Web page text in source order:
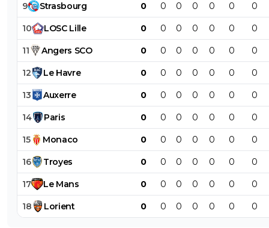
9 Strasbourg 0 0 0 0 0 0 0
10 LOSC Lille 0 0 0 0 0 0 0
11 Angers SCO 0 0 0 0 0 0 0
12 Le Havre 0 0 0 0 0 0 0
13 Auxerre 0 0 0 0 0 0 0
14 Paris 0 0 0 0 0 0 0
15 Monaco 0 0 0 0 0 0 0
16 Troyes 0 0 0 0 0 0 0
17 Le Mans 0 0 0 0 0 0 0
18 Lorient 0 0 0 0 0 0 0